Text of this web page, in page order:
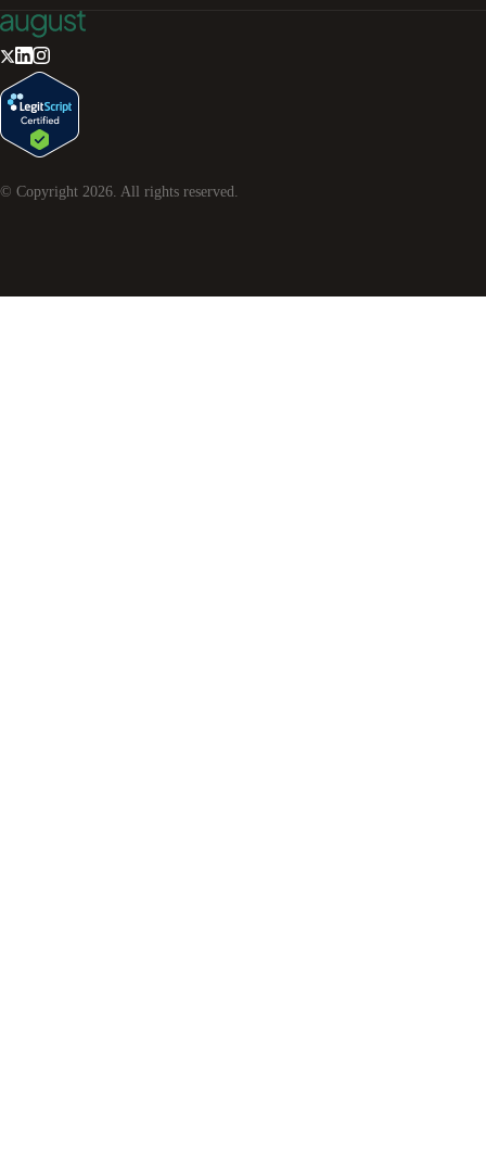
© Copyright 2026 . All rights reserved.